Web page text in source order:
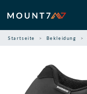
Inhalt
springen
Startseite Bekleidung